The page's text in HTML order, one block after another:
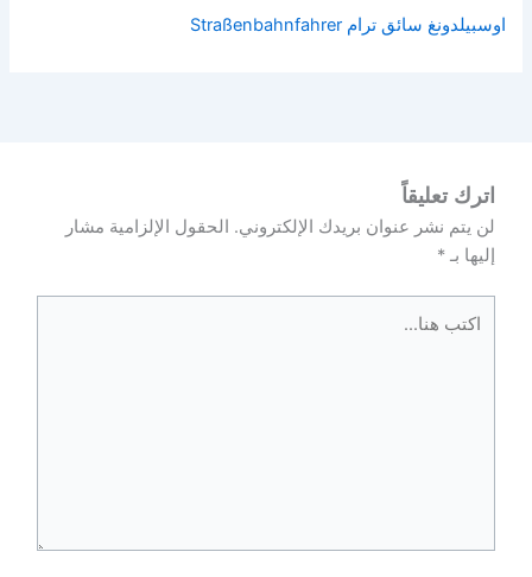
اوسبيلدونغ سائق ترام Straßenbahnfahrer
اترك تعليقاً
لن يتم نشر عنوان بريدك الإلكتروني. الحقول الإلزامية مشار
إليها بـ*
هنا...